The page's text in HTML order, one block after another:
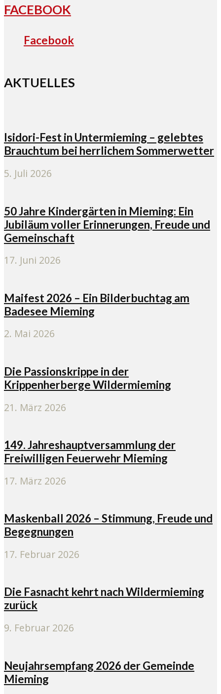
FACEBOOK
Facebook
AKTUELLES
Isidori-Fest in Untermieming – gelebtes
Brauchtum bei herrlichem Sommerwetter
5. Juli 2026
50 Jahre Kindergärten in Mieming: Ein
Jubiläum voller Erinnerungen, Freude und
Gemeinschaft
17. Juni 2026
Maifest 2026 – Ein Bilderbuchtag am
Badesee Mieming
2. Mai 2026
Die Passionskrippe in der
Krippenherberge Wildermieming
21. März 2026
149. Jahreshauptversammlung der
Freiwilligen Feuerwehr Mieming
17. März 2026
Maskenball 2026 – Stimmung, Freude und
Begegnungen
17. Februar 2026
Die Fasnacht kehrt nach Wildermieming
zurück
9. Februar 2026
Neujahrsempfang 2026 der Gemeinde
Mieming